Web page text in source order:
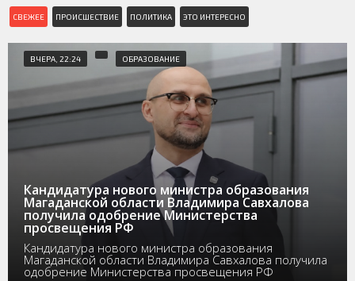
СВЕЖЕЕ ПРОИСШЕСТВИЕ ПОЛИТИКА ЭТО ИНТЕРЕСНО
ВЧЕРА, 22:24 ОБРАЗОВАНИЕ
Кандидатура нового министра образования
Магаданской области Владимира Савхалова
получила одобрение Министерства
просвещения РФ
Кандидатура нового министра образования
Магаданской области Владимира Савхалова получила
одобрение Министерства просвещения РФ